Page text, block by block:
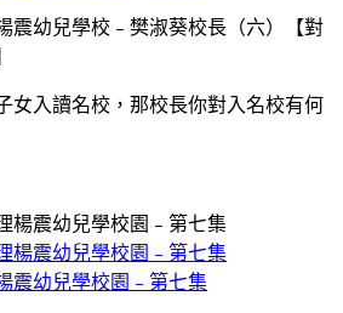
震幼兒學校﹣樊淑葵校長（六）【對
女入讀名校，那校長你對入名校有何
震幼兒學校園﹣第七集